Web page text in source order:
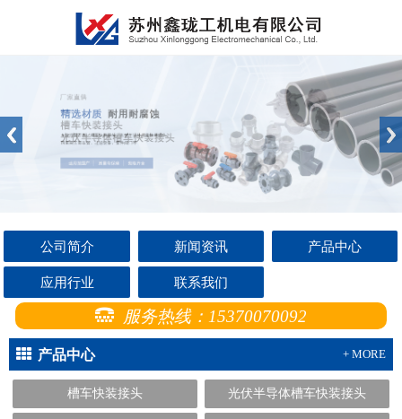
公司简介 新闻资讯 产品中心
应用行业 联系我们
服务热线：15370070092
产品中心 + MORE
槽车快装接头 光伏半导体槽车快装接头